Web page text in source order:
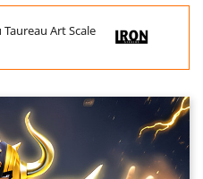
Taureau Art Scale